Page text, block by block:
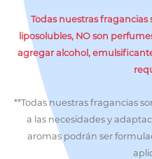
Todas nuestras
liposolubles, NO son
agregar alcohol,
**Todas nuestras fragancias
a las necesidades y
aromas podrán ser